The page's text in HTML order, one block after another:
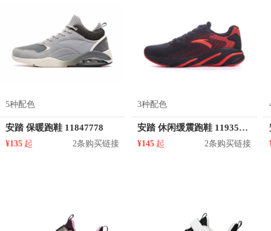
5种配色
安踏 保暖跑鞋 11847778
¥135 起 2条购买链接
3种配色
安踏 休闲缓震跑鞋 11935515
¥145 起 2条购买链接